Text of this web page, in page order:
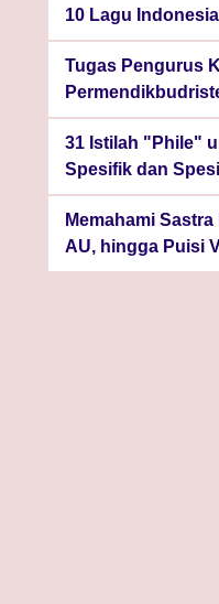
10 Lagu
Tugas Pengurus
31 Istilah "Phile"
Spesifik dan
Memahami
AU, hingga Puisi